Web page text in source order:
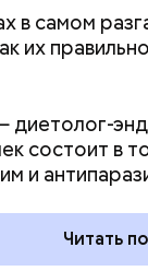
в самом
их
диетолог-
состоит в
и
Читать
и до